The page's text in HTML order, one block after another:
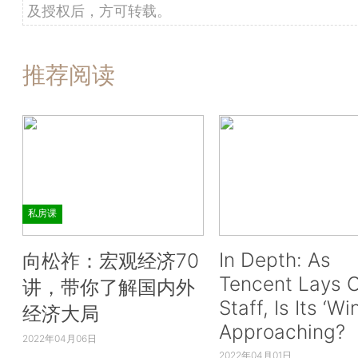
及授权后，方可转载。
推荐阅读
私房课
向松祚：宏观经济70
讲，带你了解国内外
经济大局
2022年04月06日
In Depth: As
Tencent Lays
Staff, Is Its
Approaching?
2022年04月01日